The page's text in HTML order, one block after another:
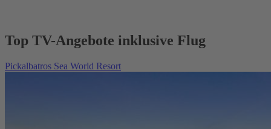
Top TV-Angebote inklusive Flug
Pickalbatros Sea World Resort